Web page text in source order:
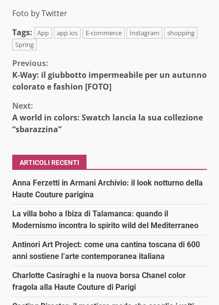
Foto by Twitter
Tags:
App app ios E-commerce Instagram
shopping
Spring
Continue
Reading
Previous:
K-Way: il giubbotto impermeabile per un autunno
colorato e fashion [FOTO]
Next:
A world in colors: Swatch lancia la sua collezione
“sbarazzina”
ARTICOLI RECENTI
Anna Ferzetti in Armani Archivio: il look notturno della
Haute Couture parigina
La villa boho a Ibiza di Talamanca: quando il
Modernismo incontra lo spirito wild del Mediterraneo
Antinori Art Project: come una cantina toscana di 600
anni sostiene l’arte contemporanea italiana
Charlotte Casiraghi e la nuova borsa Chanel color
fragola alla Haute Couture di Parigi